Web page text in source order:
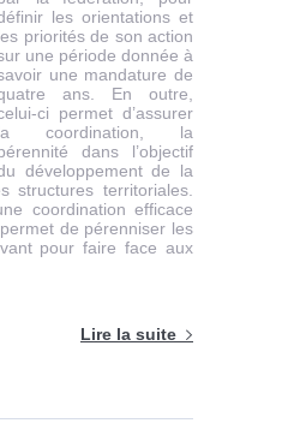
les orientations et
priorités de son action
une période donnée à
une mandature de
ans. En outre,
ci permet d’assurer
coordination, la
dans l’objectif
développement de la
structures territoriales.
coordination efficace
de pérenniser les
pour faire face aux
Lire la suite